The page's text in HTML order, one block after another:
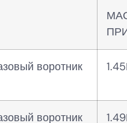
воротник
воротник